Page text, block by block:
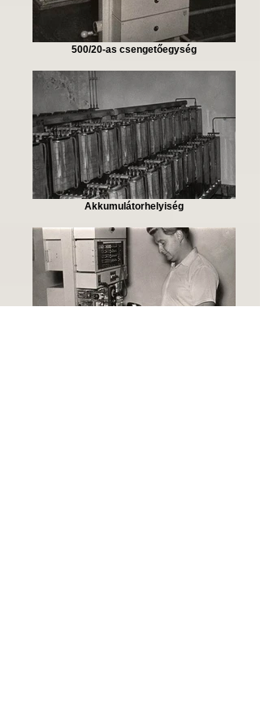
500/20-as csengetőegység
Akkumulátorhelyiség